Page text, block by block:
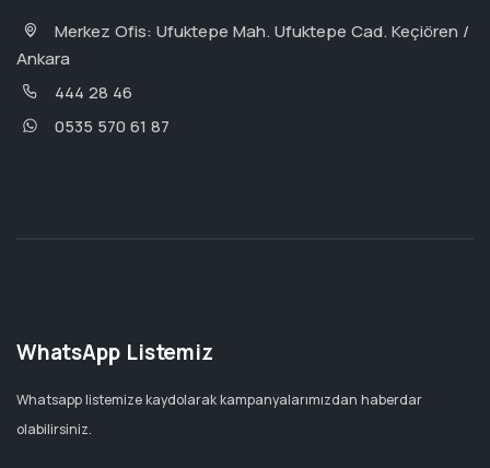
Merkez Ofis: Ufuktepe Mah. Ufuktepe Cad. Keçiören /
Ankara
444 28 46
0535 570 61 87
WhatsApp Listemiz
Whatsapp listemize kaydolarak kampanyalarımızdan haberdar
olabilirsiniz.